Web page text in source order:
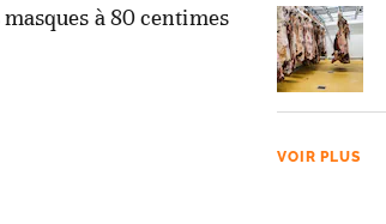
à 80 centimes
VOIR PLUS